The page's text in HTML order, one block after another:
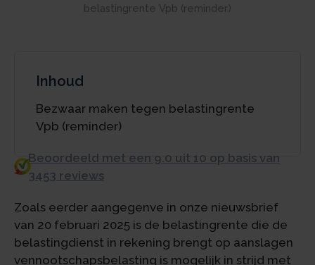
belastingrente Vpb (reminder)
Inhoud
Bezwaar maken tegen belastingrente
Vpb (reminder)
Beoordeeld met een 9.0 uit 10 op basis van
3453 reviews
Zoals eerder aangegenve in onze nieuwsbrief
van 20 februari 2025 is de belastingrente die de
belastingdienst in rekening brengt op aanslagen
vennootschapsbelasting is mogelijk in strijd met